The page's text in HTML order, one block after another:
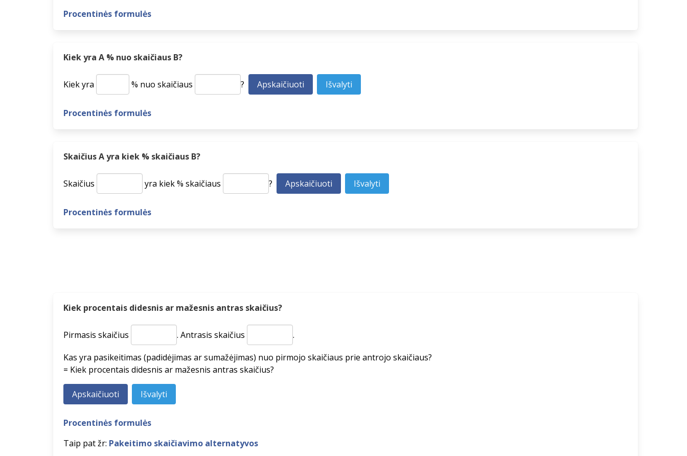
Procentinės formulės
Kiek yra A % nuo skaičiaus B?
Kiek yra % nuo skaičiaus ?
Procentinės formulės
Skaičius A yra kiek % skaičiaus B?
Skaičius yra kiek % skaičiaus ?
Procentinės formulės
Kiek procentais didesnis ar mažesnis antras skaičius?
Pirmasis skaičius . Antrasis skaičius
.
Kas yra pasikeitimas (padidėjimas ar sumažėjimas) nuo pirmojo skaičiaus prie antrojo skaičiaus?
= Kiek procentais didesnis ar mažesnis antras skaičius?
Procentinės formulės
Taip pat žr: Pakeitimo skaičiavimo alternatyvos